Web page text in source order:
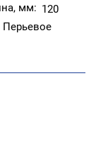
мм: 120
Перьевое